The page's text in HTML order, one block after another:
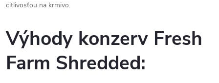
citlivosťou na krmivo.
Výhody konzerv Fresh
Farm Shredded: